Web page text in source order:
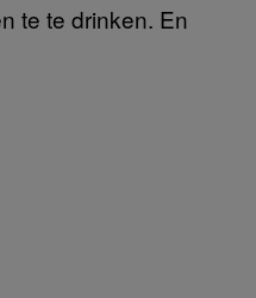
te te drinken. En